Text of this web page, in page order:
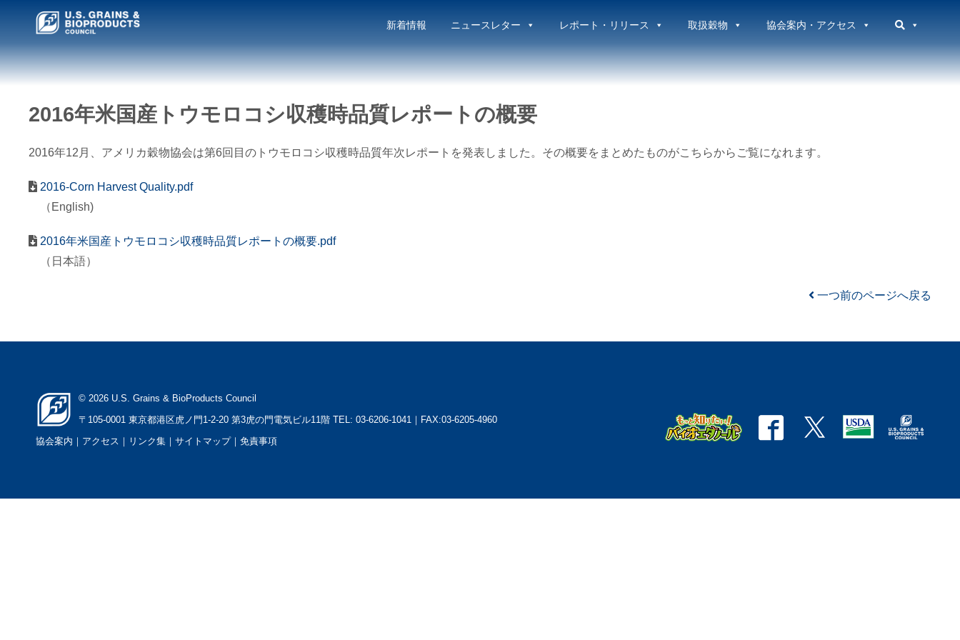
新着情報 ニュースレター レポート・リリース 取扱穀物 協会案内・アクセス
2016年米国産トウモロコシ収穫時品質レポートの概要
2016年12月、アメリカ穀物協会は第6回目のトウモロコシ収穫時品質年次レポートを発表しました。その概要をまとめたものがこちらからご覧になれます。
2016-Corn Harvest Quality.pdf
（English)
2016年米国産トウモロコシ収穫時品質レポートの概要.pdf
（日本語）
一つ前のページへ戻る
© 2026 U.S. Grains & BioProducts Council
〒105-0001 東京都港区虎ノ門1-2-20 第3虎の門電気ビル11階 TEL: 03-6206-1041｜FAX:03-6205-4960
協会案内 ｜アクセス ｜ リンク集 ｜ サイトマップ｜ 免責事項